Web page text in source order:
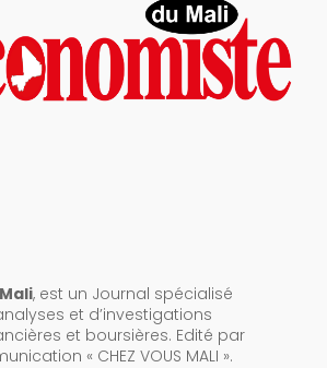
, est un Journal spécialisé
et d’investigations
et boursières. Edité par
« CHEZ VOUS MALI ».